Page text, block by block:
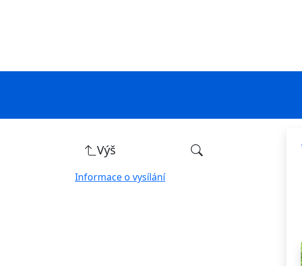
Výš
Informace o vysílání